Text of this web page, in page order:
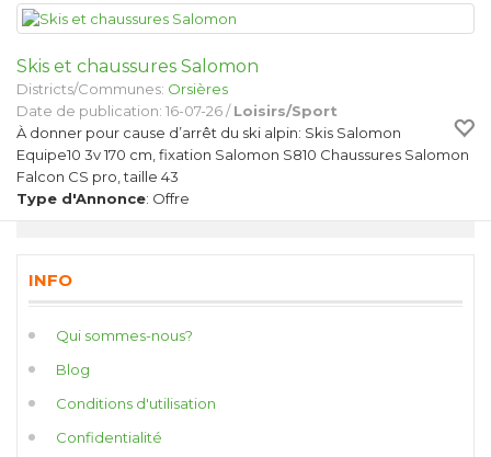
Skis et chaussures Salomon
Districts/Communes: Orsières
Date de publication: 16-07-26 /Loisirs/Sport
À donner pour cause d’arrêt du ski alpin: Skis Salomon
Equipe10 3v 170 cm, fixation Salomon S810 Chaussures Salomon
Falcon CS pro, taille 43
Type d'Annonce: Offre
INFO
Qui sommes-nous?
Blog
Conditions d'utilisation
Confidentialité